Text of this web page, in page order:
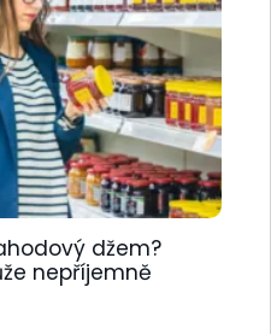
džem?
nepříjemně